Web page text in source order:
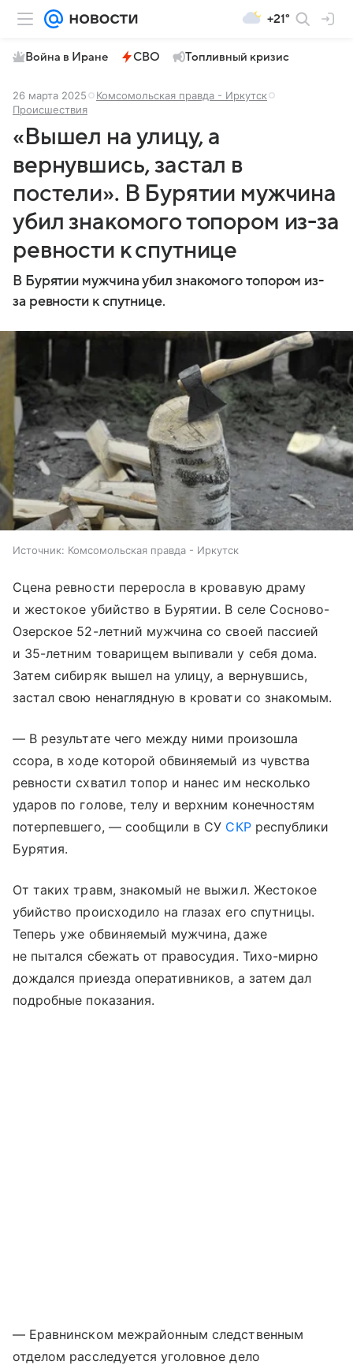
+21°
Война в Иране СВО Топливный кризис
26 марта 2025
Комсомольская правда - Иркутск
Происшествия
«Вышел на улицу, а
вернувшись, застал в
постели». В Бурятии мужчина
убил знакомого топором из-за
ревности к спутнице
В Бурятии мужчина убил знакомого топором из-
за ревности к спутнице.
Источник: Комсомольская правда - Иркутск
Сцена ревности переросла в кровавую драму
и жестокое убийство в Бурятии. В селе Сосново-
Озерское 52-летний мужчина со своей пассией
и 35-летним товарищем выпивали у себя дома.
Затем сибиряк вышел на улицу, а вернувшись,
застал свою ненаглядную в кровати со знакомым.
— В результате чего между ними произошла
ссора, в ходе которой обвиняемый из чувства
ревности схватил топор и нанес им несколько
ударов по голове, телу и верхним конечностям
потерпевшего, — сообщили в СУ СКРреспублики
Бурятия.
От таких травм, знакомый не выжил. Жестокое
убийство происходило на глазах его спутницы.
Теперь уже обвиняемый мужчина, даже
не пытался сбежать от правосудия. Тихо-мирно
дождался приезда оперативников, а затем дал
подробные показания.
— Еравнинском межрайонным следственным
отделом расследуется уголовное дело